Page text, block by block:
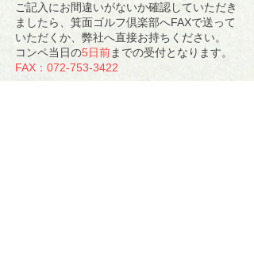
ご記入にお間違いがないか確認していただき
ましたら、箕面ゴルフ倶楽部へFAXで送って
いただくか、弊社へ直接お持ちください。
コンペ当日の5日前までの受付となります。
FAX：072-753-3422